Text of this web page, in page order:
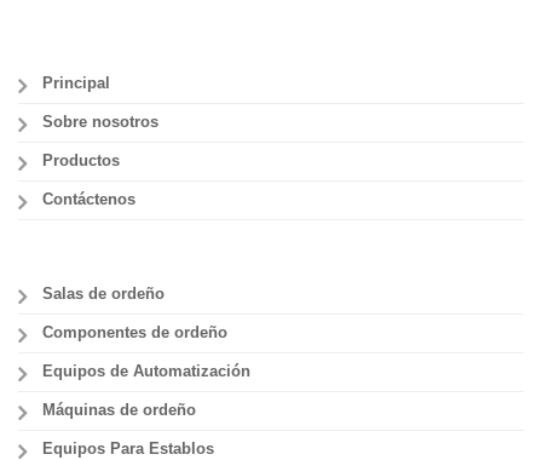
Principal
Sobre nosotros
Productos
Contáctenos
Salas de ordeño
Componentes de ordeño
Equipos de Automatización
Máquinas de ordeño
Equipos Para Establos